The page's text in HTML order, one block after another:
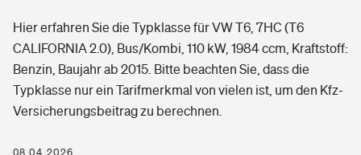
Grundfähigkeitsversicherung
Arbeitsrechtsschutz
Berufshaftpflichtversicherung
Elementarversicherung
Freizeit
Pri­vate Haft­pflicht­
Gesundheit
Private Krankenversicherung
Hier erfahren Sie die Typklasse für VW T6, 7HC (T6
CALIFORNIA 2.0), Bus/Kombi, 110 kW, 1984 ccm, Kraftstoff:
Benzin, Baujahr ab 2015. Bitte beachten Sie, dass die
Typklasse nur ein Tarifmerkmal von vielen ist, um den Kfz-
Versicherungsbeitrag zu berechnen.
08.04.2026